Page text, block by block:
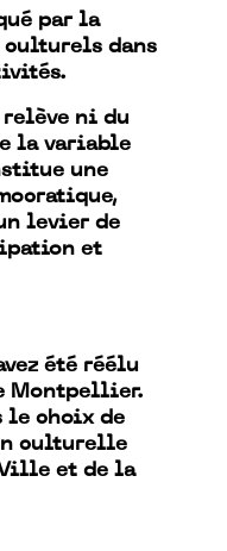
par la
culturels dans
ni du
la variable
une
levier de
et
été réélu
Montpellier.
le choix de
culturelle
et de la